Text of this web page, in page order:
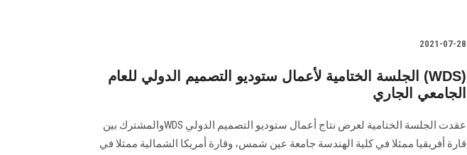
2021-07-28
الجلسة الختامية لأعمال ستوديو التصميم الدولي للعام (WDS)
الجامعي الجاري
عقدت الجلسة الختامية لعرض نتاج أعمال ستوديو التصميم الدولي WDSوالمشترك بين
قارة أفريقيا ممثلا في كلية الهندسة جامعة عين شمس، وقارة أمريكا الشمالية ممثلا في